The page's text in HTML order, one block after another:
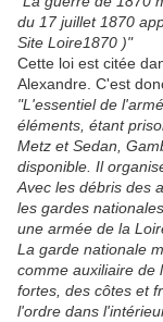
du 17 juillet 1870
Site Loire1870 )"
Cette loi est citée
Alexandre. C'est
"L'essentiel de
éléments, étant
Metz et Sedan,
disponible. Il
Avec les débris des
les gardes
une armée de la
La garde nationale
comme auxiliaire de
fortes, des côtes et
l'ordre dans